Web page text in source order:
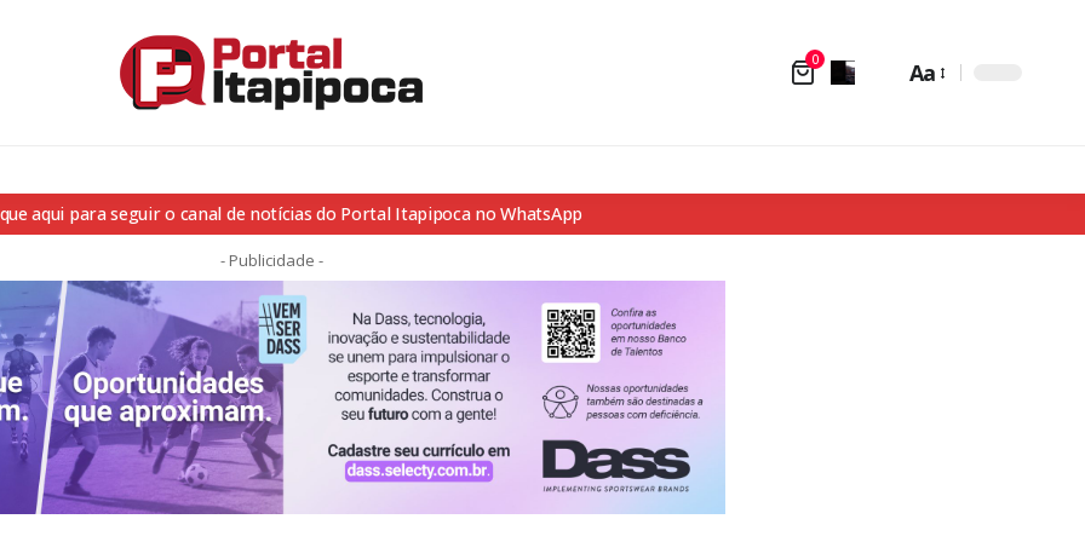
0 Aa
aqui para seguir o canal de notícias do Portal Itapipoca no WhatsApp
- Publicidade -